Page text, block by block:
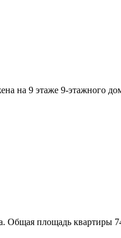
на 9 этаже 9-этажного
площадь квартиры